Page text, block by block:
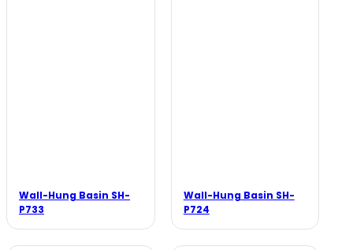
Wall-Hung Basin SH-
P733
Wall-Hung Basin SH-
P724